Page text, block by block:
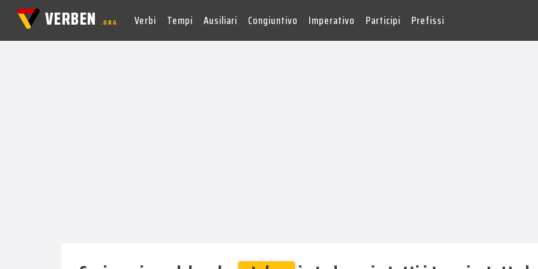
VERBEN.ORG Verbi Tempi Ausiliari Congiuntivo Imperativo Participi Prefissi